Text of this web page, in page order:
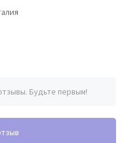
Будьте первым!